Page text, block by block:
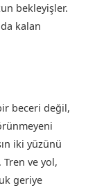
bekleyişler.
kalan
beceri değil,
iki yüzünü
ve yol,
geriye